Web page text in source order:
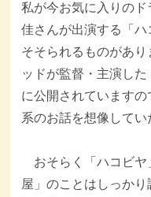
私が今お気に入りの
佳さんが出演する「
そそられるものがあ
ッドが監督・主演し
に公開されています
系のお話を想像してい
おそらく「ハコビヤ
屋」のことはしっか